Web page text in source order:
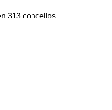
313 concellos